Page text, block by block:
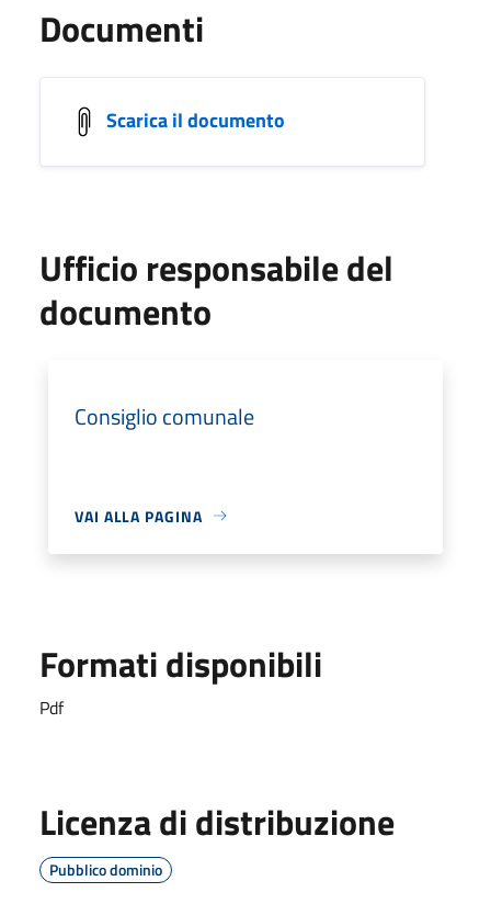
Documenti
Scarica il documento
Ufficio responsabile del
documento
Consiglio comunale
VAI ALLA PAGINA
Formati disponibili
Pdf
Licenza di distribuzione
Pubblico dominio